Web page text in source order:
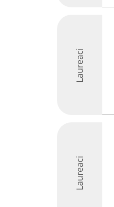
Laureaci
Laureaci